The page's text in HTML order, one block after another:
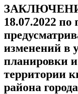
18.07.2022 по
изменений в
планировки
территории
района